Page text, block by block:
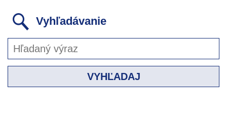
Vyhľadávanie
VYHĽADAJ